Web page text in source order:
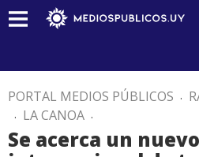
PORTAL MEDIOS PÚBLICOS .
. LA CANOA .
Se acerca un